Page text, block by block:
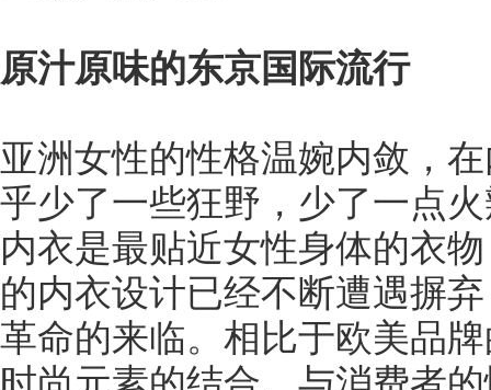
原汁原味的东京国际流行
亚洲女性的性格温婉内敛，
乎少了一些狂野，少了一点
内衣是最贴近女性身体的衣
的内衣设计已经不断遭遇摒
革命的来临。相比于欧美品